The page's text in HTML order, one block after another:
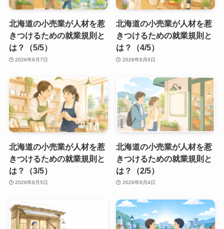
北海道の小売業が人材を惹
きつけるための就業規則と
は？（5/5）
2026年8月7日
北海道の小売業が人材を惹
きつけるための就業規則と
は？（4/5）
2026年8月6日
北海道の小売業が人材を惹
きつけるための就業規則と
は？（3/5）
2026年8月5日
北海道の小売業が人材を惹
きつけるための就業規則と
は？（2/5）
2026年8月4日